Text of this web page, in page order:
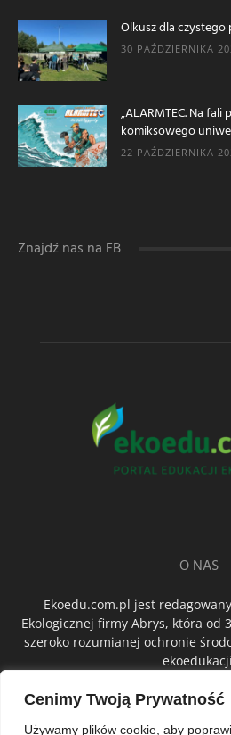
Cenimy Twoją Prywatność
Używamy plików cookie, aby
Olkusz dla
30 PAŹDZIERNIKA
„ALARMTEC. Na
komiksowego
22 PAŹDZIERNIKA
Znajdź nas na FB
O NAS
Ekoedu.com.pl jest
Ekologicznej firmy Abrys, która od
szeroko rozumianej ochronie
ŚLEDŹ